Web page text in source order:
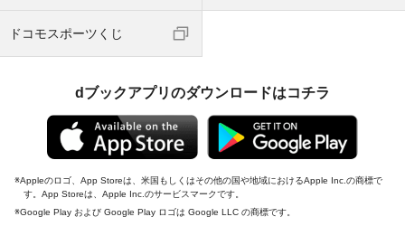
ドコモスポーツくじ
dブックアプリのダウンロードはコチラ
Appleのロゴ、App Storeは、米国もしくはその他の国や地域におけるApple Inc.の商標で
す。App Storeは、Apple Inc.のサービスマークです。
Google Play および Google Play ロゴは Google LLC の商標です。